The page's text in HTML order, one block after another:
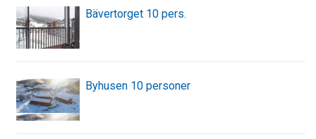
Bävertorget 10 pers.
Byhusen 10 personer